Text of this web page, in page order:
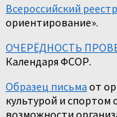
Всероссийский реестр
ориентирование».
ОЧЕРЁДНОСТЬ
Календаря ФСОР.
Образец письма от
культурой и спортом
возможности